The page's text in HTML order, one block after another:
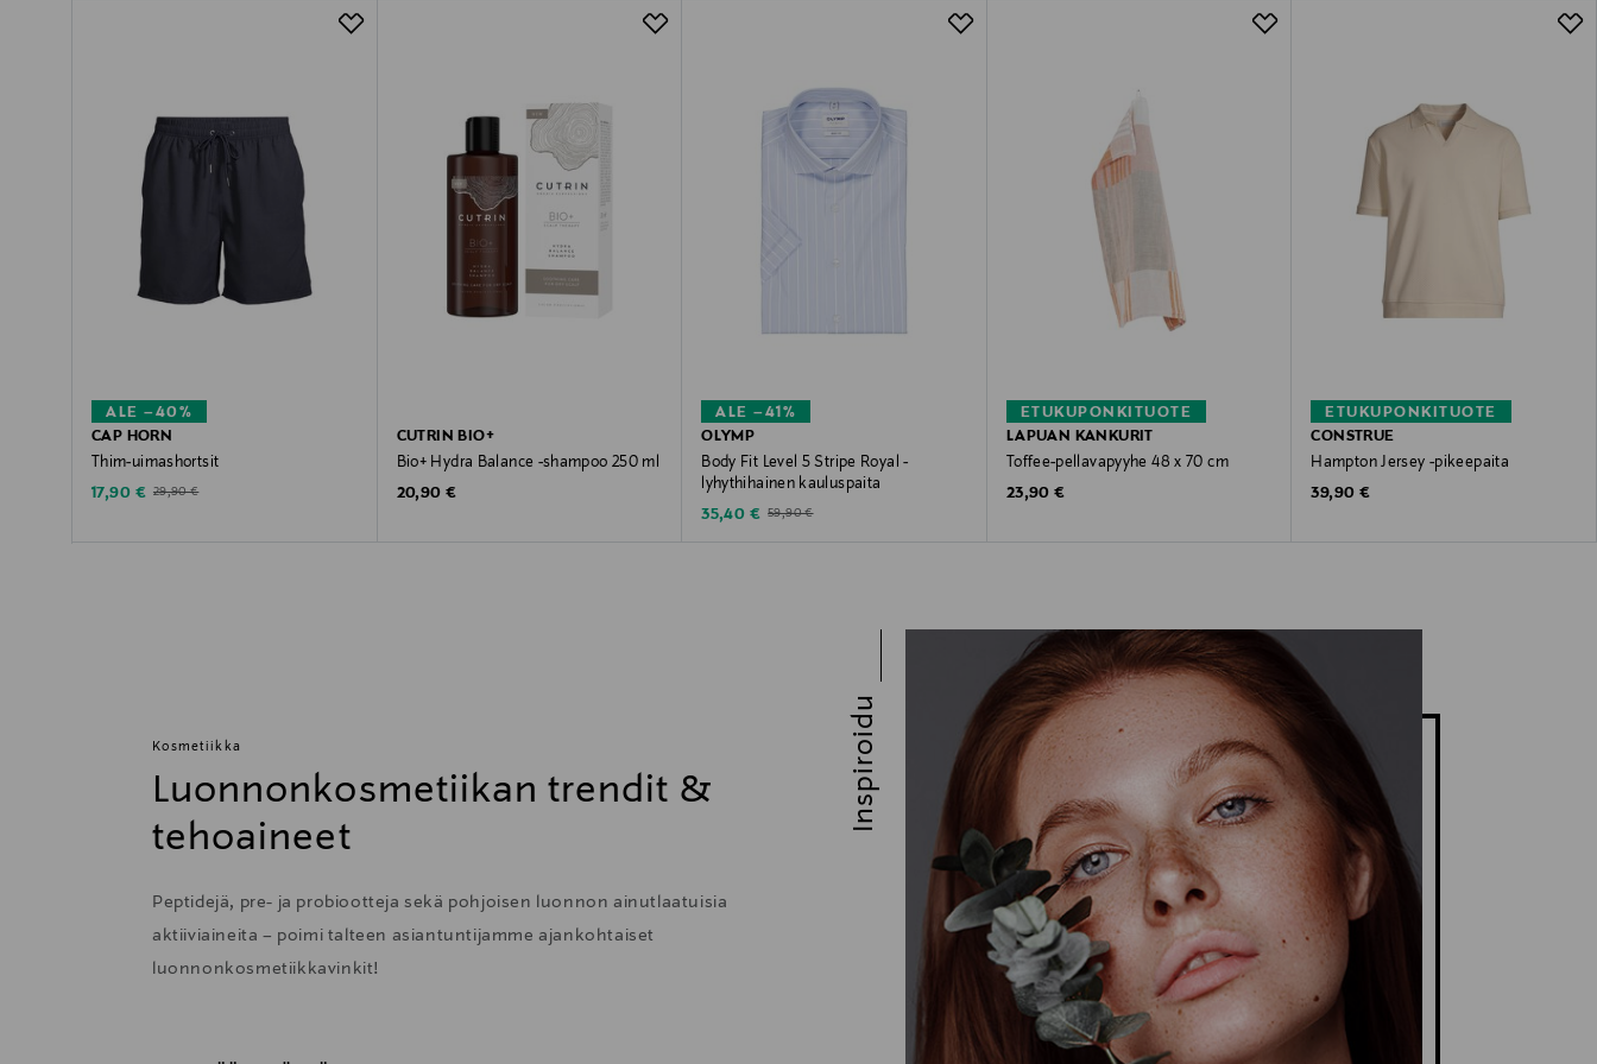
ALE –40%
CAP HORN
Thim-uimashortsit
Discounted Price
17,90 € Original Price
29,90 €
CUTRIN BIO+
Bio+ Hydra Balance -shampoo 250 ml
Original Price
20,90 €
ALE –41%
OLYMP
Body Fit Level 5 Stripe Royal -
lyhythihainen kauluspaita
Discounted Price
35,40 € Original Price
59,90 €
ETUKUPONKITUOTE
LAPUAN KANKURIT
Toffee-pellavapyyhe 48 x 70 cm
Original Price
23,90 €
ETUKUPONKITUOTE
CONSTRUE
Hampton Jersey -pikeepaita
Original Price
39,90 €
Kosmetiikka
Luonnonkosmetiikan trendit &
tehoaineet
Peptidejä, pre- ja probiootteja sekä pohjoisen luonnon ainutlaatuisia
aktiiviaineita – poimi talteen asiantuntijamme ajankohtaiset
luonnonkosmetiikkavinkit!
Inspiroidu